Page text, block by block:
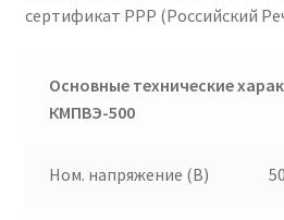
сертификат РРР (Российский
Основные технические
КМПВЭ-500
Ном. напряжение (В)